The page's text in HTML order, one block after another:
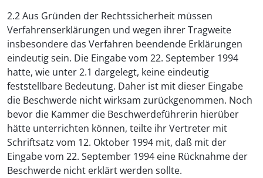
2.2 Aus Gründen der Rechtssicherheit müssen
Verfahrenserklärungen und wegen ihrer Tragweite
insbesondere das Verfahren beendende Erklärungen
eindeutig sein. Die Eingabe vom 22. September 1994
hatte, wie unter 2.1 dargelegt, keine eindeutig
feststellbare Bedeutung. Daher ist mit dieser Eingabe
die Beschwerde nicht wirksam zurückgenommen. Noch
bevor die Kammer die Beschwerdeführerin hierüber
hätte unterrichten können, teilte ihr Vertreter mit
Schriftsatz vom 12. Oktober 1994 mit, daß mit der
Eingabe vom 22. September 1994 eine Rücknahme der
Beschwerde nicht erklärt werden sollte.